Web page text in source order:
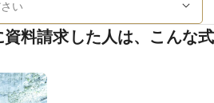
資料請求した人は、こんな